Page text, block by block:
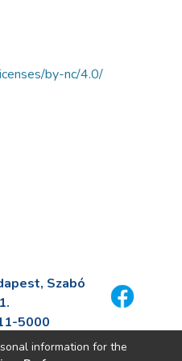
by-nc/4.0/
Szabó
5000
information for the